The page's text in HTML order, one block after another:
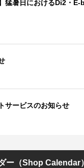
猛暑日におけるDi2・E-
サービスのお知らせ
ー（Shop Calendar）